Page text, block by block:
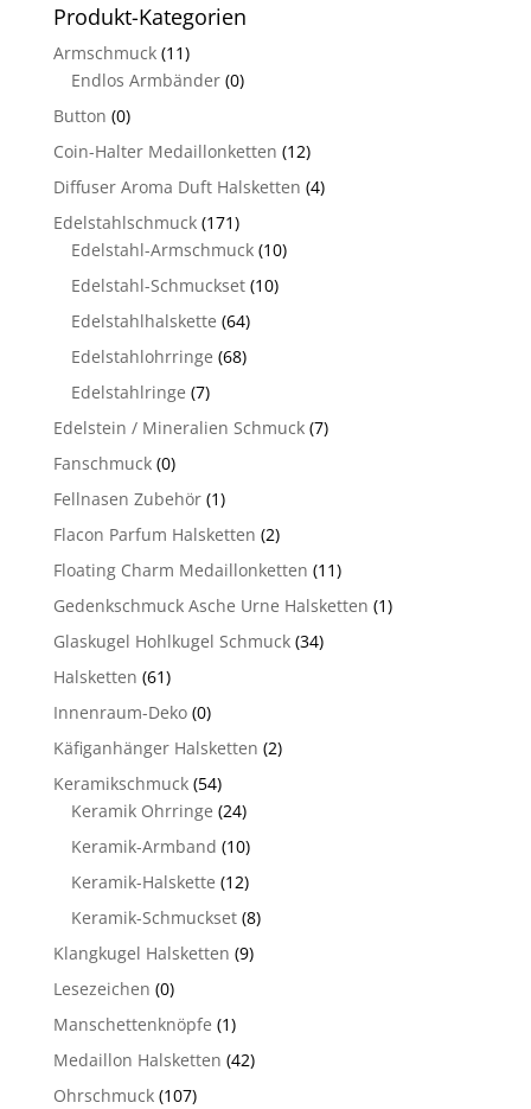
Produkt-Kategorien
Armschmuck (11)
Endlos Armbänder (0)
Button (0)
Coin-Halter Medaillonketten (12)
Diffuser Aroma Duft Halsketten (4)
Edelstahlschmuck (171)
Edelstahl-Armschmuck (10)
Edelstahl-Schmuckset (10)
Edelstahlhalskette (64)
Edelstahlohrringe (68)
Edelstahlringe (7)
Edelstein / Mineralien Schmuck (7)
Fanschmuck (0)
Fellnasen Zubehör (1)
Flacon Parfum Halsketten (2)
Floating Charm Medaillonketten (11)
Gedenkschmuck Asche Urne Halsketten (1)
Glaskugel Hohlkugel Schmuck (34)
Halsketten (61)
Innenraum-Deko (0)
Käfiganhänger Halsketten (2)
Keramikschmuck (54)
Keramik Ohrringe (24)
Keramik-Armband (10)
Keramik-Halskette (12)
Keramik-Schmuckset (8)
Klangkugel Halsketten (9)
Lesezeichen (0)
Manschettenknöpfe (1)
Medaillon Halsketten (42)
Ohrschmuck (107)